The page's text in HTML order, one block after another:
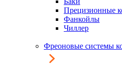
Прецизионные
Фанкойлы
Чиллер
Фреоновые системы